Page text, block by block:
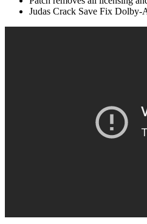
Judas Crack Save Fix Dolby-